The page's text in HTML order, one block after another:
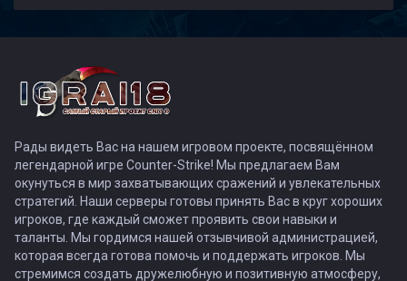
Рады видеть Вас на нашем игровом проекте, посвящённом
легендарной игре Counter-Strike! Мы предлагаем Вам
окунуться в мир захватывающих сражений и увлекательных
стратегий. Наши серверы готовы принять Вас в круг хороших
игроков, где каждый сможет проявить свои навыки и
таланты. Мы гордимся нашей отзывчивой администрацией,
которая всегда готова помочь и поддержать игроков. Мы
стремимся создать дружелюбную и позитивную атмосферу,